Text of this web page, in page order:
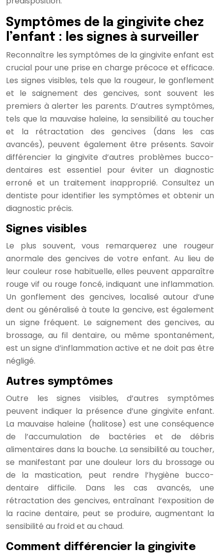
Symptômes de la gingivite chez
l’enfant : les signes à surveiller
Reconnaître les symptômes de la gingivite enfant est
crucial pour une prise en charge précoce et efficace.
Les signes visibles, tels que la rougeur, le gonflement
et le saignement des gencives, sont souvent les
premiers à alerter les parents. D’autres symptômes,
tels que la mauvaise haleine, la sensibilité au toucher
et la rétractation des gencives (dans les cas
avancés), peuvent également être présents. Savoir
différencier la gingivite d’autres problèmes bucco-
dentaires est essentiel pour éviter un diagnostic
erroné et un traitement inapproprié. Consultez un
dentiste pour identifier les symptômes et obtenir un
diagnostic précis.
Signes visibles
Le plus souvent, vous remarquerez une rougeur
anormale des gencives de votre enfant. Au lieu de
leur couleur rose habituelle, elles peuvent apparaître
rouge vif ou rouge foncé, indiquant une inflammation.
Un gonflement des gencives, localisé autour d’une
dent ou généralisé à toute la gencive, est également
un signe fréquent. Le saignement des gencives, au
brossage, au fil dentaire, ou même spontanément,
est un signe d’inflammation active et ne doit pas être
négligé.
Autres symptômes
Outre les signes visibles, d’autres symptômes
peuvent indiquer la présence d’une gingivite enfant.
La mauvaise haleine (halitose) est une conséquence
de l’accumulation de bactéries et de débris
alimentaires dans la bouche. La sensibilité au toucher,
se manifestant par une douleur lors du brossage ou
de la mastication, peut rendre l’hygiène bucco-
dentaire difficile. Dans les cas avancés, une
rétractation des gencives, entraînant l’exposition de
la racine dentaire, peut se produire, augmentant la
sensibilité au froid et au chaud.
Comment différencier la gingivite